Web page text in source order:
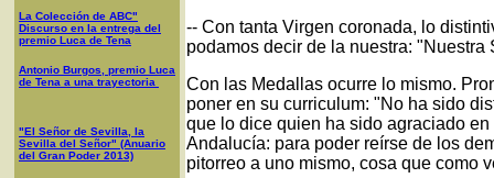
La Colección de ABC"
Discurso en la entrega del
premio Luca de Tena
Antonio Burgos, premio Luca
de Tena a una trayectoria
"El Señor de Sevilla, la
Sevilla del Señor" (Anuario
del Gran Poder 2013)
-- Con tanta Virgen coronada, lo
podamos decir de la nuestra: "Nuestra
Con las Medallas ocurre lo mismo.
poner en su curriculum: "No ha sido
que lo dice quien ha sido agraciado
Andalucía: para poder reírse de los
pitorreo a uno mismo, cosa que como